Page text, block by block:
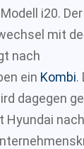
i20.
mit
nach
ein Kombi.
dagegen
Hyundai nach